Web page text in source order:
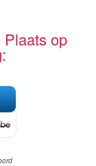
Plaats op